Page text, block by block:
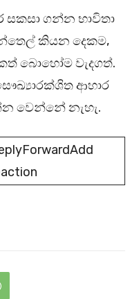
සකසා ගන්න භාවිතා
කියන දෙකම,
බොහෝම වැදගත්.
ආහාර
වෙන්නේ නැහැ.